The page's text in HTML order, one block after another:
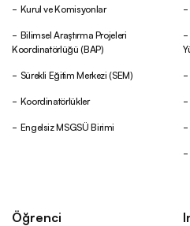
Kurul ve Komisyonlar
Bilimsel Araştırma Projeleri
Koordinatörlüğü (BAP)
Sürekli Eğitim Merkezi (SEM)
Koordinatörlükler
Engelsiz MSGSÜ Birimi
Öğrenci